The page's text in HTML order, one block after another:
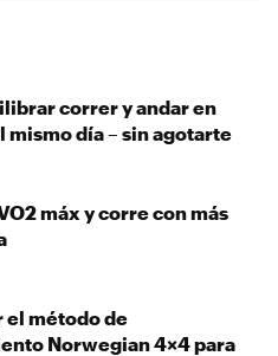
correr y andar en
mismo día – sin agotarte
máx y corre con más
el método de
Norwegian 4×4 para